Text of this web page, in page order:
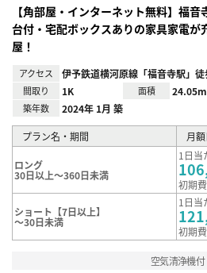
【角部屋・インターネット無料】福
台付・宅配ボックスありの家具家電が
屋！
アクセス 伊予鉄道横河原線「福音寺駅」
間取り 1K 面積
築年数 2024年 1月 築
プラン名・期間 月
ロング
30日以上～360日未満
1日当
初期
ショート【7日以上】
～30日未満
1日当
初期
空気清浄機付